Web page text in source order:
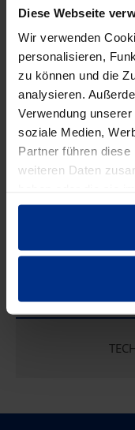
Diese Webseite
Wir verwenden
personalisieren,
zu können und die
analysieren.
Verwendung
soziale Medien,
Partner führen
weiteren Daten
gesammelt haben.
HW-2491/1
MINUS
246,00 €